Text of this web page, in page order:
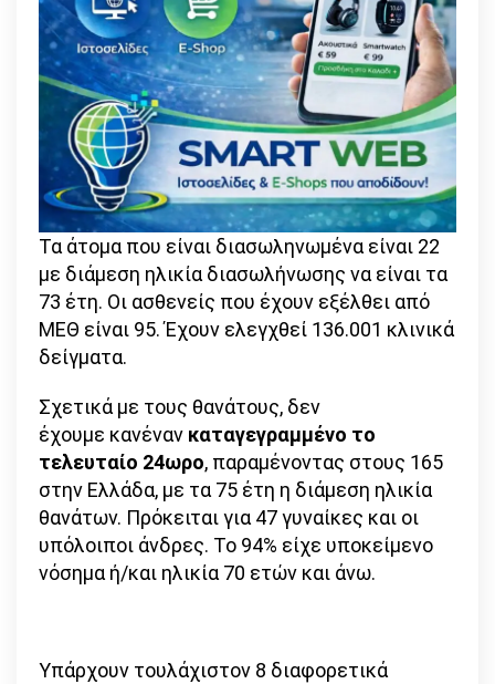
Τα άτομα που είναι διασωληνωμένα είναι 22
με διάμεση ηλικία διασωλήνωσης να είναι τα
73 έτη. Οι ασθενείς που έχουν εξέλθει από
ΜΕΘ είναι 95. Έχουν ελεγχθεί 136.001 κλινικά
δείγματα.
Σχετικά με τους θανάτους, δεν
έχουμε κανέναν καταγεγραμμένο το
τελευταίο 24ωρο, παραμένοντας στους 165
στην Ελλάδα, με τα 75 έτη η διάμεση ηλικία
θανάτων. Πρόκειται για 47 γυναίκες και οι
υπόλοιποι άνδρες. Το 94% είχε υποκείμενο
νόσημα ή/και ηλικία 70 ετών και άνω.
Υπάρχουν τουλάχιστον 8 διαφορετικά